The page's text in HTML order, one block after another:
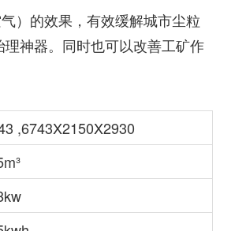
）的效果，有效缓解城市尘粒
神器。同时也可以改善工矿作
,6743X2150X2930